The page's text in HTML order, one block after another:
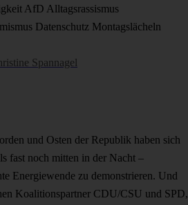
AfD Alltagsrassismus
Datenschutz Montagslächeln
Spannagel
und Osten der Republik haben sich
fast noch mitten in der Nacht –
Energiewende zu demonstrieren. Und
Koalitionspartner CDU/CSU und SPD,